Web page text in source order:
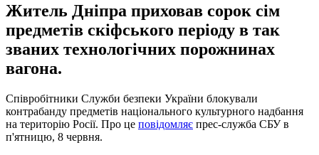
Житель Дніпра приховав сорок сім
предметів скіфського періоду в так
званих технологічних порожнинах
вагона.
Співробітники Служби безпеки України блокували
контрабанду предметів національного культурного надбання
на територію Росії. Про це повідомляє прес-служба СБУ в
п'ятницю, 8 червня.